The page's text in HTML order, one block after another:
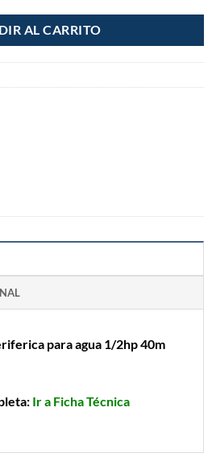
AL CARRITO
para agua 1/2hp 40m
Ir a Ficha Técnica